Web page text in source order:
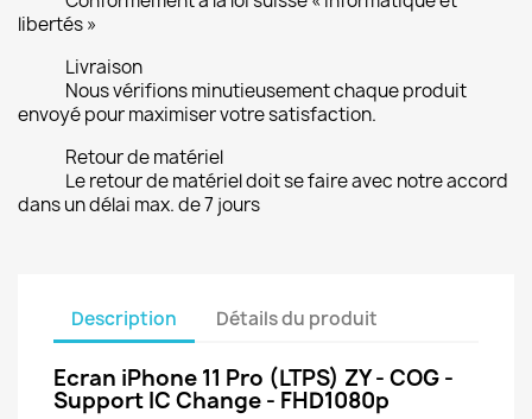
libertés »
Livraison
Nous vérifions minutieusement chaque produit
envoyé pour maximiser votre satisfaction.
Retour de matériel
Le retour de matériel doit se faire avec notre accord
dans un délai max. de 7 jours
Description Détails du produit
Ecran iPhone 11 Pro (LTPS) ZY - COG -
Support IC Change - FHD1080p